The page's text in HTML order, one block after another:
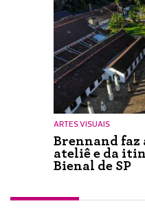
ARTES VISUAIS
Brennand faz
ateliê e da
Bienal de SP